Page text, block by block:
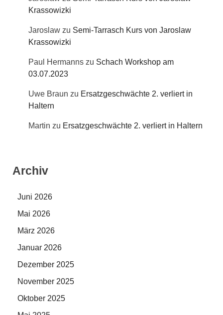
Krassowizki
Jaroslaw zu Semi-Tarrasch Kurs von Jaroslaw
Krassowizki
Paul Hermanns zu Schach Workshop am
03.07.2023
Uwe Braun zu Ersatzgeschwächte 2. verliert in
Haltern
Martin zu Ersatzgeschwächte 2. verliert in Haltern
Archiv
Juni 2026
Mai 2026
März 2026
Januar 2026
Dezember 2025
November 2025
Oktober 2025